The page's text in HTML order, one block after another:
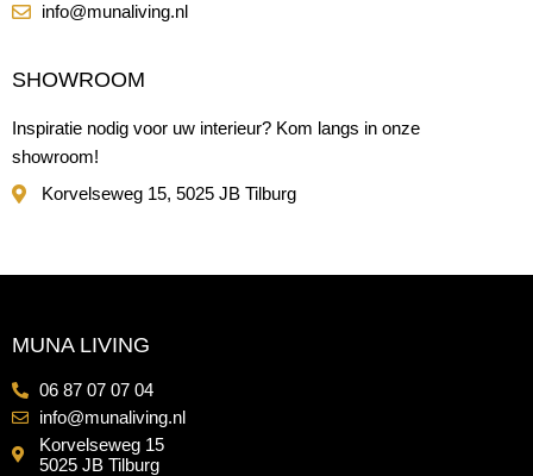
info@munaliving.nl
SHOWROOM
Inspiratie nodig voor uw interieur? Kom langs in onze
showroom!
Korvelseweg 15, 5025 JB Tilburg
MUNA LIVING
06 87 07 07 04
info@munaliving.nl
Korvelseweg 15
5025 JB Tilburg